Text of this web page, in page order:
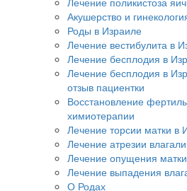
Акушерство и
Роды в Израиле
Лечение вестибулита в
Лечение бесплодия в
Лечение бесплодия в
отзыв пациентки
Восстановление
химиотерапии
Лечение торсии матки в
Лечение атрезии
Лечение опущения
Лечение выпадения
О Родах